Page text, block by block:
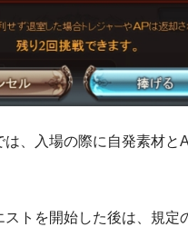
は、入場の際に自発素材と
ストを開始した後は、規定